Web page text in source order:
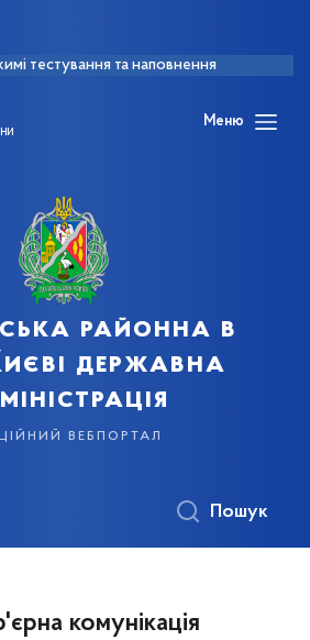
тестування та наповнення
Меню
районна в
державна
вебпортал
Пошук
комунікація